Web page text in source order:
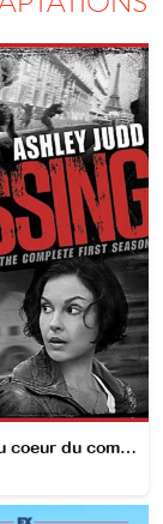
Missing : au coeur du complot